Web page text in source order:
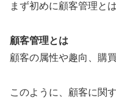
まず初めに顧客管理と
顧客管理とは
顧客の属性や趣向、購
このように、顧客に関